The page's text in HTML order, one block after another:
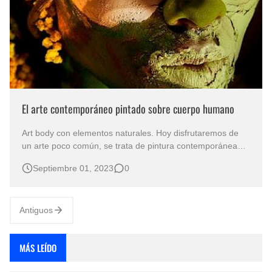
El arte contemporáneo pintado sobre cuerpo humano
Art body con elementos naturales. Hoy disfrutaremos de
un arte poco común, se trata de pintura contemporánea
muy llamativo, por sus colores y materiales utilizados en la
Septiembre 01, 2023 0
Antiguos
MÁS LEÍDO